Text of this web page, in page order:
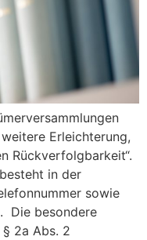
Erleichterung,
Rückverfolgbarkeit“.
in der
sowie
Die besondere
2a Abs. 2